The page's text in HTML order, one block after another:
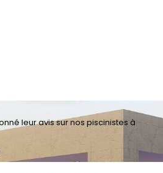
leuravis sur nos piscinistes à